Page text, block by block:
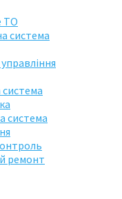
ТО
система
система
ремонт